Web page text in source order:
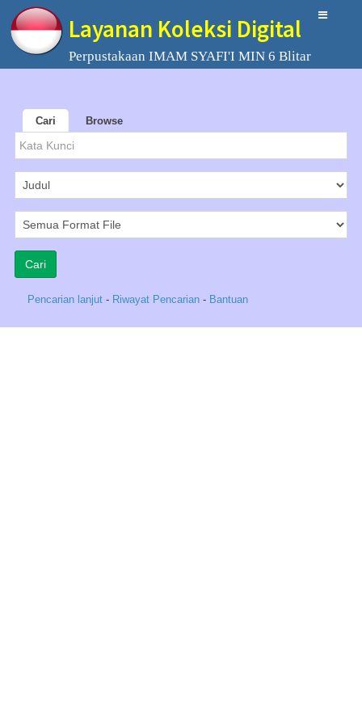
Layanan Koleksi Digital
Perpustakaan IMAM SYAFI'I MIN 6 Blitar
Cari Browse
Pencarian lanjut - Riwayat Pencarian - Bantuan